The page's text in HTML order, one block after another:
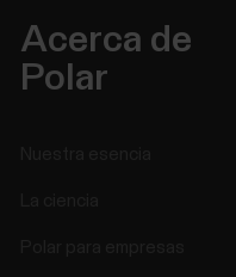
Acerca de
Polar